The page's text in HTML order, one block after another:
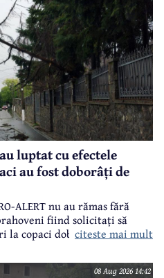
luptat cu efectele
au fost doborâți de
ALERT nu au rămas fără
fiind solicitați să
la copaci doborâți în urma
citeste mai mult
08 Aug 2026 14:42